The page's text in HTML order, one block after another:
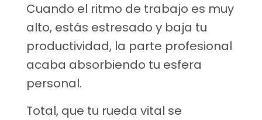
Cuando el ritmo de trabajo es muy
alto, estás estresado y baja tu
productividad, la parte profesional
acaba absorbiendo tu esfera
personal.
Total, que tu rueda vital se